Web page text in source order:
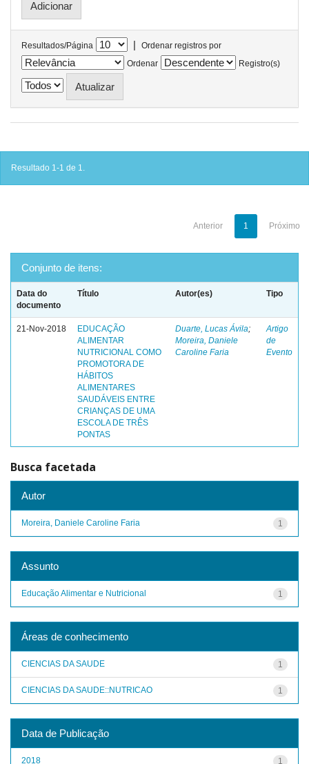
Resultados/Página |
Ordenar registros por
Ordenar
Registro(s)
Resultado 1-1 de 1.
Anterior 1 Próximo
Conjunto de itens:
Data do
documento
Título Autor(es) Tipo
21-Nov-2018
EDUCAÇÃO
ALIMENTAR
NUTRICIONAL COMO
PROMOTORA DE
HÁBITOS
ALIMENTARES
SAUDÁVEIS ENTRE
CRIANÇAS DE UMA
ESCOLA DE TRÊS
PONTAS
Duarte, Lucas Ávila;
Moreira, Daniele
Caroline Faria
Artigo
de
Evento
Busca facetada
Autor
1
Moreira, Daniele Caroline Faria
Assunto
1
Educação Alimentar e Nutricional
Áreas de conhecimento
1
CIENCIAS DA SAUDE
1
CIENCIAS DA SAUDE::NUTRICAO
Data de Publicação
1
2018